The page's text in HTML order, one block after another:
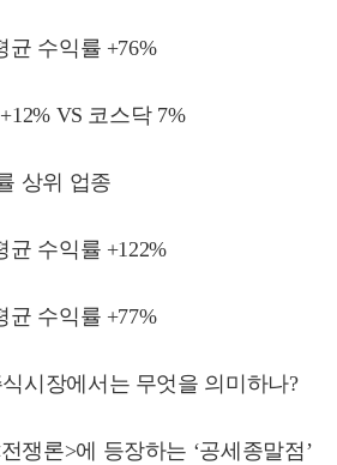
균 수익률 +76%
VS 코스닥 7%
상위 업종
균 수익률 +122%
균 수익률 +77%
식시장에서는 무엇을 의미하나?
쟁론>에 등장하는 ‘공세종말점’